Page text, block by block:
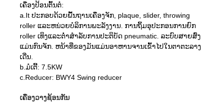
ເຄື່ອງປ້ອນຕົ້ນຕໍ:
a.It ປະກອບດ້ວຍພື້ນຖານເຄື່ອງຈັກ, plaque, slider, throwing
roller ແລະຫນ່ວຍບໍລິການພະລັງງານ. ການຖິ້ມອຸປະກອນການຍົກ
roller ເທິງແລະຕ່ໍາສໍາລັບການປະຕິບັດ pneumatic. ລະບົບສາຍສົ່ງ
ແມ່ນກົນຈັກ. ຫນ້າທີ່ຂອງມັນແມ່ນອາຫານຈານເຂົ້າໄປໃນຕາຕະລາງ
ເດີ່ນ.
b.ມໍເຕີ້: 7.5KW
c.Reducer: BWY4 Swing reducer
ເຄື່ອງວາງຊ້ອນກັນ